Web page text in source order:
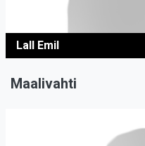
Lall Emil
Maalivahti